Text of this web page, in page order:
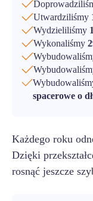
Utwardziliśmy
Wydzieliliśmy
Wykonaliśmy
spacerowe o
Każdego roku
Dzięki
rosnąć jeszcze